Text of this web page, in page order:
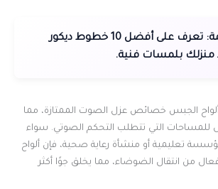
تعرف على أفضل 10 خطوط ديكور
منزلك بلمسات فنية.
ألواح الجبس خصائص عزل الصوت الممتازة، مما
للمساحات التي تتطلب التحكم الصوتي. سواء
تعليمية أو منشأة رعاية صحية، فإن ألواح
من انتقال الضوضاء، مما يخلق جوًا أكثر